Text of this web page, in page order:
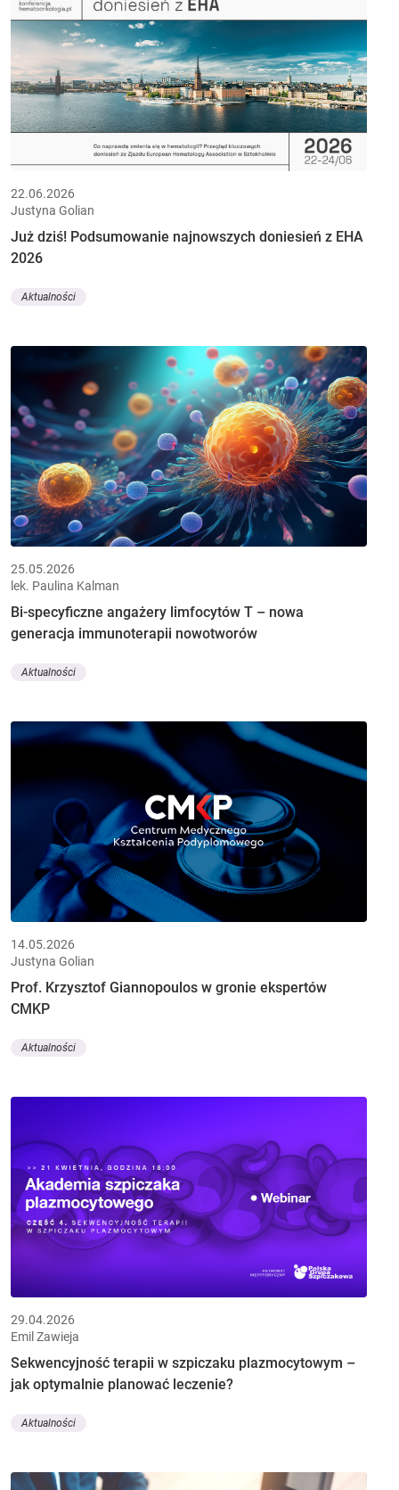
22.06.2026
Justyna Golian
Już dziś! Podsumowanie najnowszych doniesień z EHA
2026
Aktualności
25.05.2026
lek. Paulina Kalman
Bi-specyficzne angażery limfocytów T – nowa
generacja immunoterapii nowotworów
Aktualności
14.05.2026
Justyna Golian
Prof. Krzysztof Giannopoulos w gronie ekspertów
CMKP
Aktualności
29.04.2026
Emil Zawieja
Sekwencyjność terapii w szpiczaku plazmocytowym –
jak optymalnie planować leczenie?
Aktualności